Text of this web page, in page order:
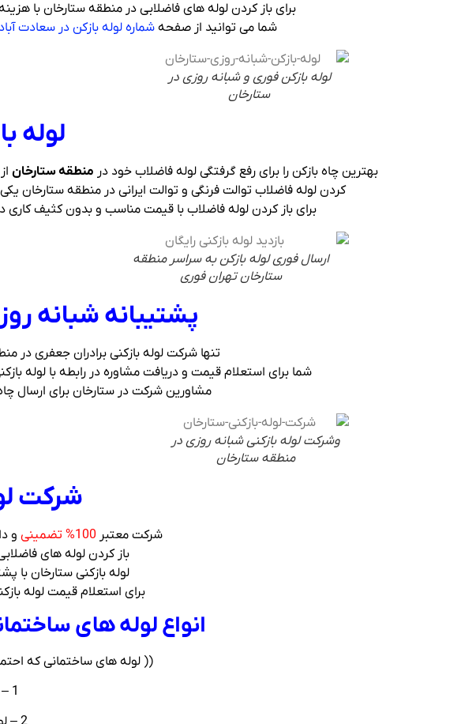
برای باز کردن لوله های فاضلابی در منطقه ستارخان با هزینه مناسب و با
شما می توانید از صفحه شماره لوله بازکن در سعادت
لوله بازکن فوری و شبانه روزی در
ستارخان
لوله
بهترین چاه بازکن را برای رفع گرفتگی لوله فاضلاب خود در منطقه ستارخان
کردن لوله فاضلاب توالت فرنگی و توالت ایرانی در منطقه
برای باز کردن لوله فاضلاب با قیمت مناسب و بدون کثیف
ارسال فوری لوله بازکن به سراسر منطقه
ستارخان تهران فوری
پشتیبانه شبانه
تنها شرکت لوله بازکنی برادران جعفری در
شما برای استعلام قیمت و دریافت مشاوره در رابطه با لوله
مشاورین شرکت در ستارخان برای ارسال چاه بازکن به محل
وشرکت لوله بازکنی شبانه روزی در
منطقه ستارخان
شرکت
شرکت معتبر 100% تضمینی
و
باز کردن لوله های
لوله بازکنی ستارخان با
برای استعلام قیمت لوله
انواع لوله های
(( لوله های ساختمانی که
1 –